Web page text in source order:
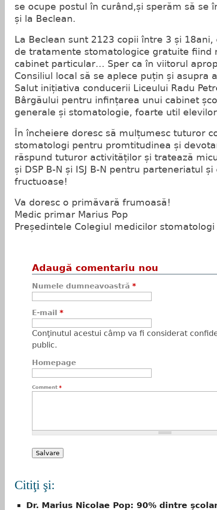
se ocupe postul în curând,și sperăm să se
și la Beclean.
La Beclean sunt 2123 copii între 3 și
de tratamente stomatologice gratuite fiind
cabinet particular… Sper ca în viitorul
Consiliul local să se aplece puțin și asupra
Salut inițiativa conducerii Liceului Radu
Bârgăului pentru infințarea unui cabinet
generale și stomatologie, foarte util
În încheiere doresc să mulțumesc tuturor
stomatologi pentru promtitudinea și
răspund tuturor activităților și tratează
și DSP B-N și ISJ B-N pentru parteneriatul
fructuoase!
Va doresc o primăvară frumoasă!
Medic primar Marius Pop
Președintele Colegiul medicilor stomatologi
Adaugă comentariu nou
Numele dumneavoastră *
E-mail *
Conţinutul acestui câmp va fi considerat
public.
Homepage
Comment *
Citiţi şi:
Dr. Marius Nicolae Pop: 90% dintre